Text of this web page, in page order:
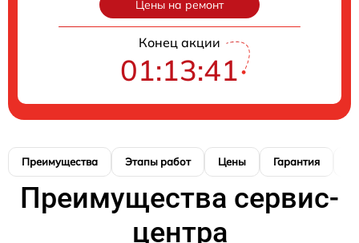
Цены на ремонт
Конец акции
01:13:41
Преимущества Этапы работ Цены Гарантия
Преимущества сервис-
центра